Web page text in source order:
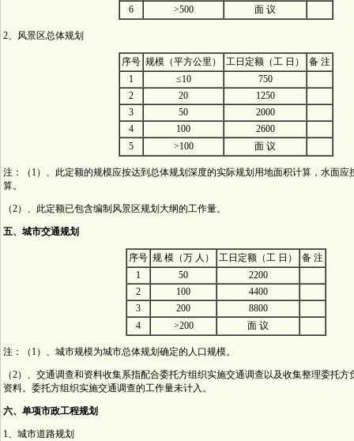
6
>500 面 议
2、风景区总体规划
序号 规模（平方公里） 工日定额（工 日）
备 注
1
≤10
750
2
20
1250
3
50
2000
4
100
2600
5
>100 面 议
注：（1）、此定额的规模应按达到总体规划深度的实际规划用地面积计算，水面应
算。
（2）、此定额已包含编制风景区规划大纲的工作量。
五、城市交通规划
序号 规 模（万 人） 工日定额（工 日）
备 注
1
50
2200
2
100
4400
3
200
8800
4
>200 面 议
注：（1）、城市规模为城市总体规划确定的人口规模。
（2）、交通调查和资料收集系指配合委托方组织实施交通调查以及收集整理委托
资料。委托方组织实施交通调查的工作量未计入。
六、单项市政工程规划
1、城市道路规划